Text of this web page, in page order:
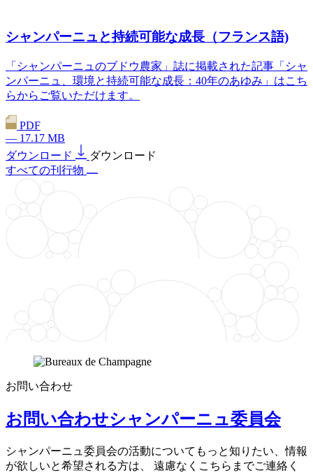
シャンパーニュと持続可能な成長（フランス語)
「シャンパーニュのブドウ農家」誌に掲載された記事「シャ
ンパーニュ、環境と持続可能な成長：40年のあゆみ」はこち
らからご覧いただけます。
PDF
— 17.17 MB
ダウンロード
ダウンロード
すべての刊行物
お問い合わせ
お問い合わせシャンパーニュ委員会
シャンパーニュ委員会の活動についてもっと知りたい、情報
が欲しいと希望される方は、 遠慮なくこちらまでご連絡く